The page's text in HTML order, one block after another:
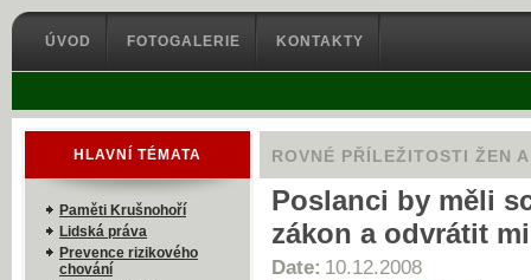
ROVNÉ PŘÍLEŽITOSTI ŽEN
Poslanci by měli
zákon a odvrátit
Date: 10.12.2008
HLAVNÍ TÉMATA
Paměti Krušnohoří
Lidská práva
Prevence rizikového
chování
ÚVOD FOTOGALERIE KONTAKTY